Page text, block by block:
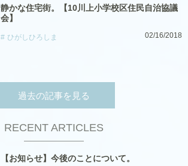
静かな住宅街。【10川上小学校区住民自治協議
会】
ひがしひろしま 02/16/2018
過去の記事を見る
RECENT ARTICLES
【お知らせ】今後のことについて。